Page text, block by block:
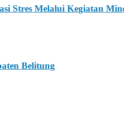
Stres Melalui Kegiatan
Belitung